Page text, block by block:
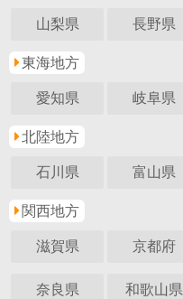
山梨県 長野県
東海地方
愛知県 岐阜県
北陸地方
石川県 富山県
関西地方
滋賀県 京都府
奈良県 和歌山県